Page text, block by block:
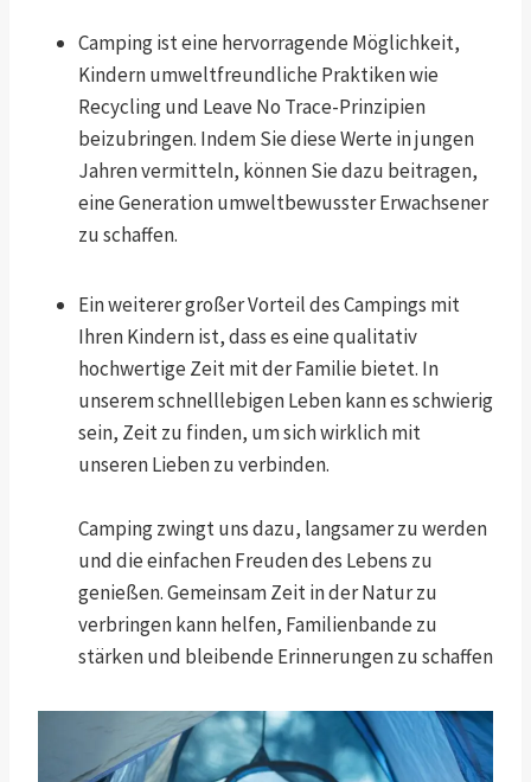
Camping ist eine hervorragende Möglichkeit,
Kindern umweltfreundliche Praktiken wie
Recycling und Leave No Trace-Prinzipien
beizubringen. Indem Sie diese Werte in jungen
Jahren vermitteln, können Sie dazu beitragen,
eine Generation umweltbewusster Erwachsener
zu schaffen.
Ein weiterer großer Vorteil des Campings mit
Ihren Kindern ist, dass es eine qualitativ
hochwertige Zeit mit der Familie bietet. In
unserem schnelllebigen Leben kann es schwierig
sein, Zeit zu finden, um sich wirklich mit
unseren Lieben zu verbinden.
Camping zwingt uns dazu, langsamer zu werden
und die einfachen Freuden des Lebens zu
genießen. Gemeinsam Zeit in der Natur zu
verbringen kann helfen, Familienbande zu
stärken und bleibende Erinnerungen zu schaffen